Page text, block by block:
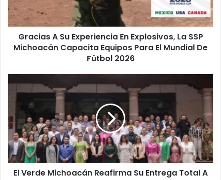
SSP
Michoacán
Capacita
Equipos
Gracias A Su Experiencia En Explosivos, La SSP
Michoacán Capacita Equipos Para El Mundial De
Fútbol 2026
Reafirma
Su
Entrega
Total
A
Bedolla
El Verde Michoacán Reafirma Su Entrega Total A